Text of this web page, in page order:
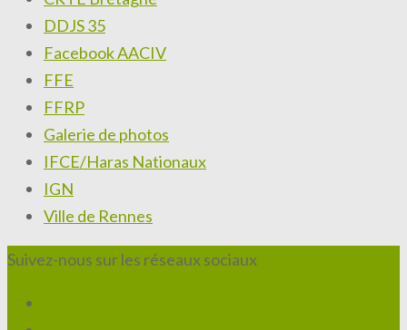
DDJS 35
Facebook AACIV
FFE
FFRP
Galerie de photos
IFCE/Haras Nationaux
IGN
Ville de Rennes
Suivez-nous sur les réseaux sociaux